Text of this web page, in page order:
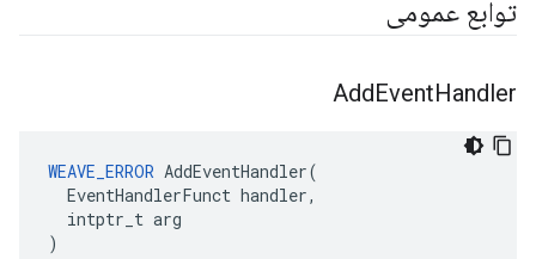
توابع عمومی
AddEventHandler
WEAVE_ERROR AddEventHandler(
  EventHandlerFunct handler,
  intptr_t arg
)